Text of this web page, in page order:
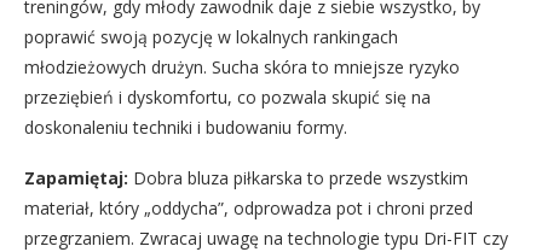
treningów, gdy młody zawodnik daje z siebie wszystko, by
poprawić swoją pozycję w lokalnych rankingach
młodzieżowych drużyn. Sucha skóra to mniejsze ryzyko
przeziębień i dyskomfortu, co pozwala skupić się na
doskonaleniu techniki i budowaniu formy.
Zapamiętaj: Dobra bluza piłkarska to przede wszystkim
materiał, który „oddycha”, odprowadza pot i chroni przed
przegrzaniem. Zwracaj uwagę na technologie typu Dri-FIT czy